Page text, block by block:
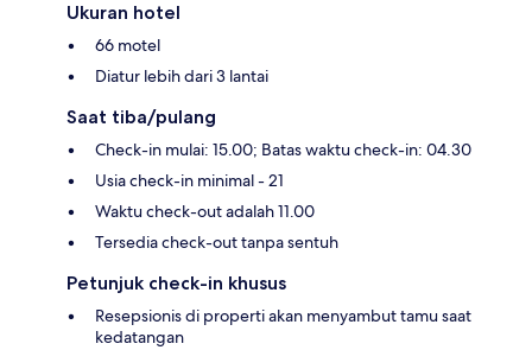
Ukuran hotel
66 motel
Diatur lebih dari 3 lantai
Saat tiba/pulang
Check-in mulai: 15.00; Batas waktu check-in: 04.30
Usia check-in minimal - 21
Waktu check-out adalah 11.00
Tersedia check-out tanpa sentuh
Petunjuk check-in khusus
Resepsionis di properti akan menyambut tamu saat
kedatangan